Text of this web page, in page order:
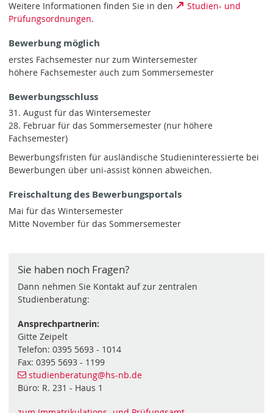
Weitere Informationen finden Sie in den
Studien- und
Prüfungsordnungen.
Bewerbung möglich
erstes Fachsemester nur zum Wintersemester
höhere Fachsemester auch zum Sommersemester
Bewerbungsschluss
31. August für das Wintersemester
28. Februar für das Sommersemester (nur höhere
Fachsemester)
Bewerbungsfristen für ausländische Studieninteressierte bei
Bewerbungen über uni-assist können abweichen.
Freischaltung des Bewerbungsportals
Mai für das Wintersemester
Mitte November für das Sommersemester
Sie haben noch Fragen?
Dann nehmen Sie Kontakt auf zur zentralen
Studienberatung:
Ansprechpartnerin:
Gitte Zeipelt
Telefon: 0395 5693 - 1014
Fax: 0395 5693 - 1199
studienberatung@hs-nb.de
Büro: R. 231 - Haus 1